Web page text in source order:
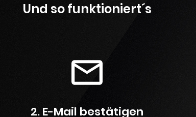
Und so funktioniert´s
2. E-Mail bestätigen